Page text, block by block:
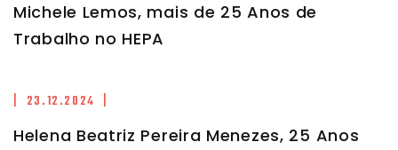
Michele Lemos, mais de 25 Anos de
Trabalho no HEPA
| 23.12.2024 |
Helena Beatriz Pereira Menezes, 25 Anos